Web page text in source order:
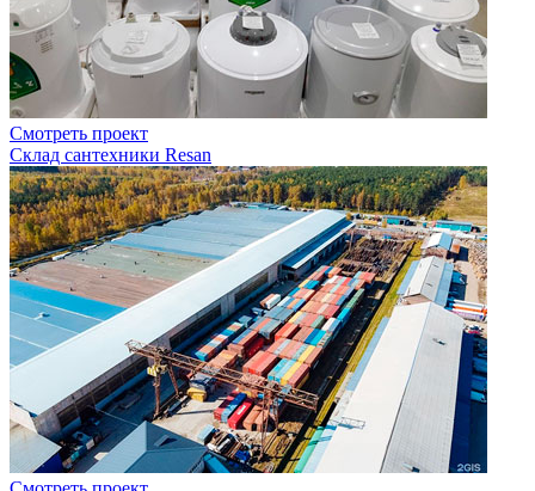
Смотреть проект
Склад сантехники Resan